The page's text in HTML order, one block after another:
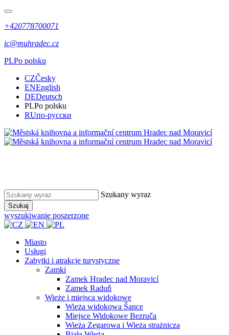
+420778700071
ic@muhradec.cz
PLPo polsku
CZČesky
ENEnglish
DEDeutsch
PLPo polsku
RUпо-русски
Szukany wyraz
Szukaj
wyszukiwanie poszerzone
Miasto
Usługi
Zabytki i atrakcje turystyczne
Zamki
Zamek Hradec nad Moravicí
Zamek Raduň
Wieże i miejsca widokowe
Wieża widokowa Šance
Miejsce Widokowe Bezruča
Wieża Zegarowa i Wieża strażnicza